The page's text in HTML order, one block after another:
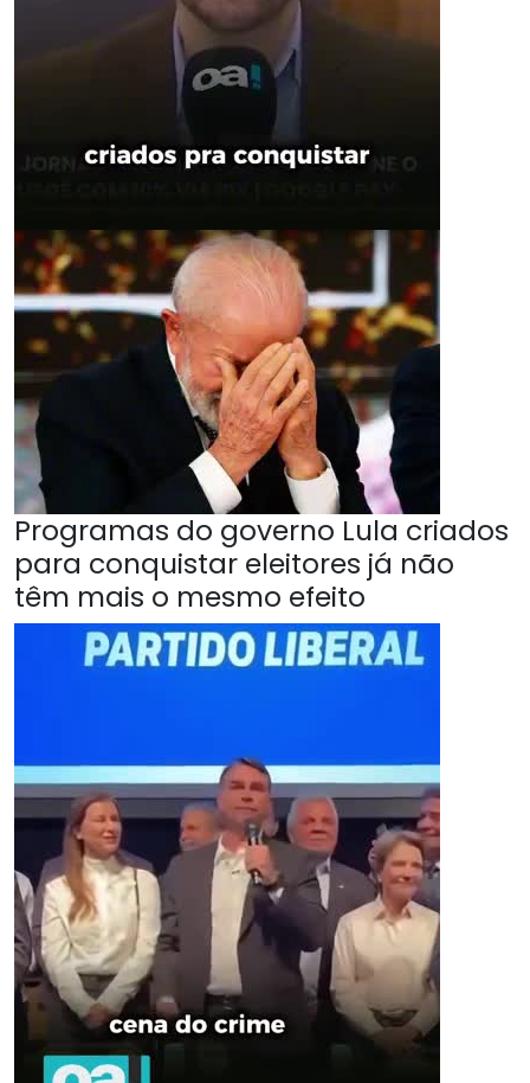
Programas do governo Lula criados
para conquistar eleitores já não
têm mais o mesmo efeito